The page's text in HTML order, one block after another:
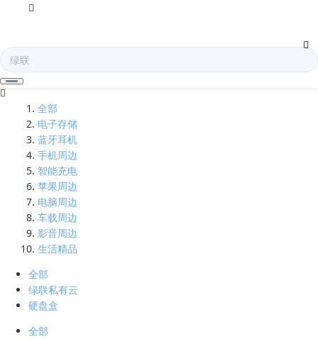
全部
电子存储
蓝牙耳机
手机周边
智能充电
苹果周边
电脑周边
车载周边
影音周边
生活精品
全部
绿联私有云
硬盘盒
全部